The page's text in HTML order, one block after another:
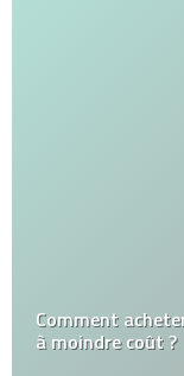
Comment
à moindre coût ?